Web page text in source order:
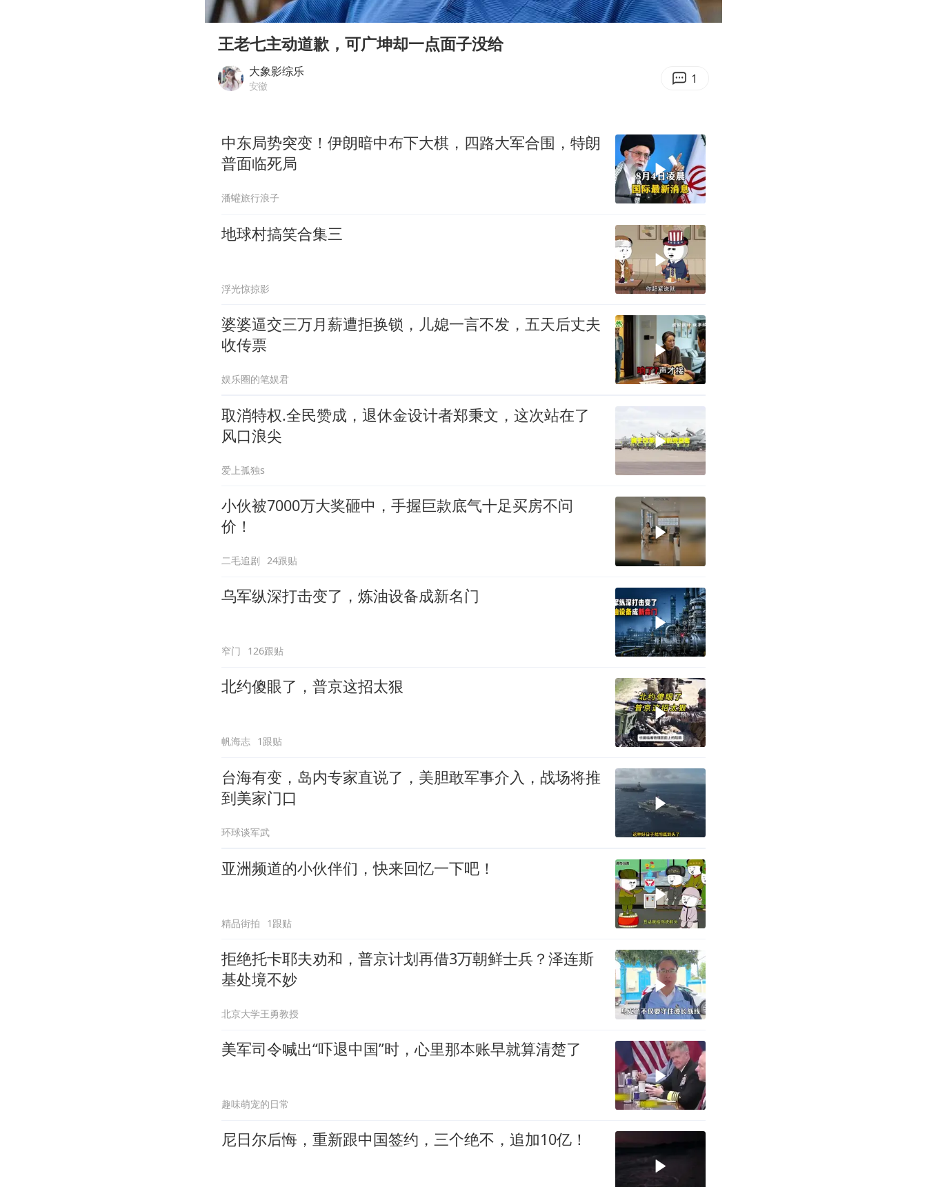
泰国一女公务员妆容引争议 本人回应
女子利用漏洞0元薅走3000多件家电
24小时不关空调 电费会更低吗
Play
00:00 02:37
王老七主动道歉，可广坤却一点面子没给
大象影综乐
安徽 1
中东局势突变！伊朗暗中布下大棋，四路大军合围，特朗
普面临死局
潘蠸旅行浪子
地球村搞笑合集三
浮光惊掠影
婆婆逼交三万月薪遭拒换锁，儿媳一言不发，五天后丈夫
收传票
娱乐圈的笔娱君
取消特权.全民赞成，退休金设计者郑秉文，这次站在了
风口浪尖
爱上孤独s
小伙被7000万大奖砸中，手握巨款底气十足买房不问
价！
二毛追剧 24跟贴
乌军纵深打击变了，炼油设备成新名门
窄门 126跟贴
北约傻眼了，普京这招太狠
帆海志 1跟贴
台海有变，岛内专家直说了，美胆敢军事介入，战场将推
到美家门口
环球谈军武
亚洲频道的小伙伴们，快来回忆一下吧！
精品街拍 1跟贴
拒绝托卡耶夫劝和，普京计划再借3万朝鲜士兵？泽连斯
基处境不妙
北京大学王勇教授
美军司令喊出“吓退中国”时，心里那本账早就算清楚了
趣味萌宠的日常
尼日尔后悔，重新跟中国签约，三个绝不，追加10亿！